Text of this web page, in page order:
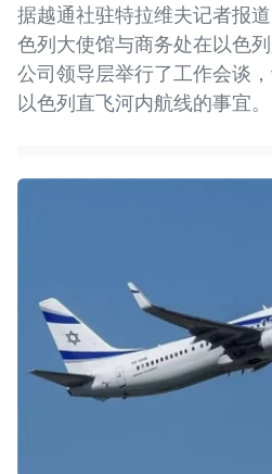
据越通社驻特拉维夫记者报
色列大使馆与商务处在以色
公司领导层举行了工作会谈
以色列直飞河内航线的事宜。